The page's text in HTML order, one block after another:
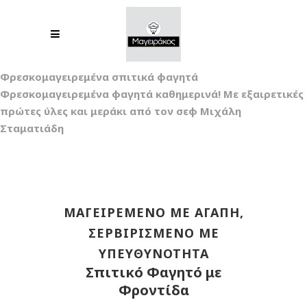
Φρεσκομαγειρεμένα σπιτικά φαγητά
Φρεσκομαγειρεμένα φαγητά καθημερινά! Με εξαιρετικές
πρώτες ύλες και μεράκι από τον σεφ Μιχάλη
Σταματιάδη
ΜΑΓΕΙΡΕΜΈΝΟ ΜΕ ΑΓΆΠΗ,
ΣΕΡΒΙΡΙΣΜΈΝΟ ΜΕ
ΥΠΕΥΘΥΝΌΤΗΤΑ
Σπιτικό Φαγητό με
Φροντίδα